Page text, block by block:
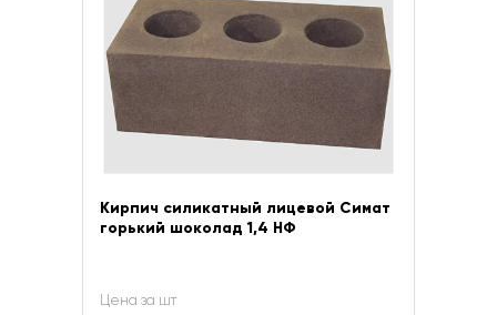
Кирпич силикатный лицевой Симат
горький шоколад 1,4 НФ
Цена за шт